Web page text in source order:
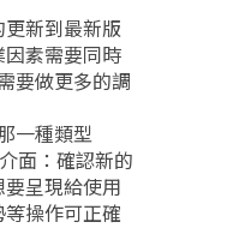
新到最新版
素需要同時
要做更多的調
一種類型
面：確認新的
呈現給使用
操作可正確